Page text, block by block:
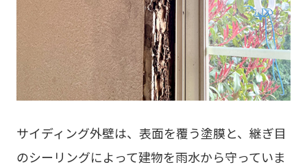
サイディング外壁は、表面を覆う塗膜と、継ぎ目
のシーリングによって建物を雨水から守っていま